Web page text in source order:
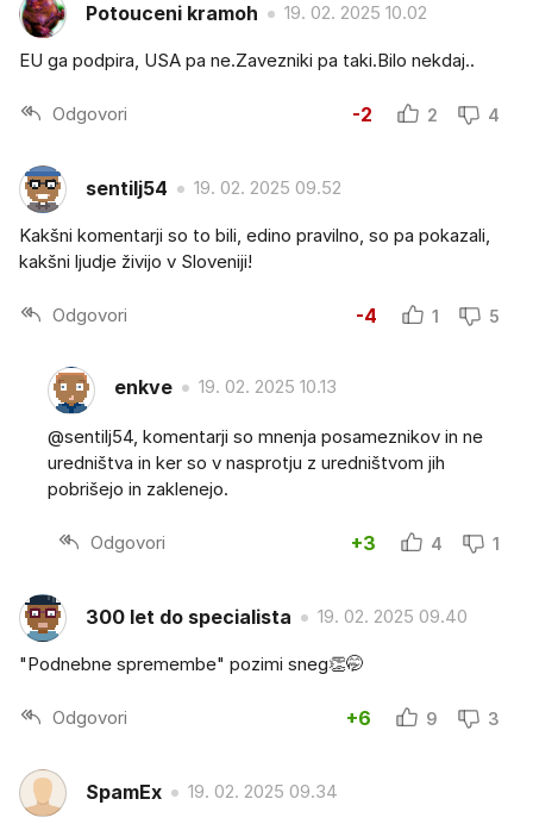
Potouceni kramoh 19. 02. 2025 10.02
EU ga podpira, USA pa ne.Zavezniki pa taki.Bilo nekdaj..
Odgovori -2 2 4
sentilj54 19. 02. 2025 09.52
Kakšni komentarji so to bili, edino pravilno, so pa pokazali,
kakšni ljudje živijo v Sloveniji!
Odgovori -4 1 5
enkve 19. 02. 2025 10.13
@sentilj54, komentarji so mnenja posameznikov in ne
uredništva in ker so v nasprotju z uredništvom jih
pobrišejo in zaklenejo.
Odgovori +3 4 1
300 let do specialista 19. 02. 2025 09.40
"Podnebne spremembe" pozimi sneg👏🤭
Odgovori +6 9 3
SpamEx 19. 02. 2025 09.34